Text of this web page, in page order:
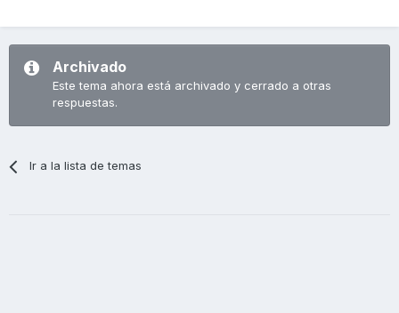
Archivado
Este tema ahora está archivado y cerrado a otras
respuestas.
Ir a la lista de temas